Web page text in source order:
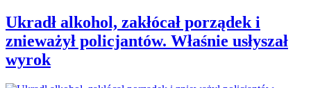
Ukradł alkohol, zakłócał porządek i
znieważył policjantów. Właśnie usłyszał
wyrok